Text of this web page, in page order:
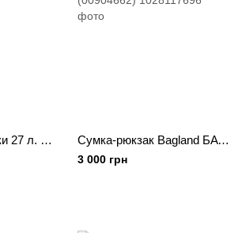
Сумка Oblivion хаки 27 л. (0037390) Сумка-рюкзак Bagland БАУЛ 106 л. черный (00904662)
3 000 грн